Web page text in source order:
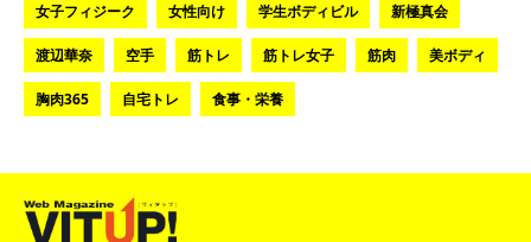
女子フィジーク 女性向け 学生ボディビル 新極真会
渡辺華奈 空手 筋トレ 筋トレ女子 筋肉 美ボディ
胸肉365 自宅トレ 食事・栄養